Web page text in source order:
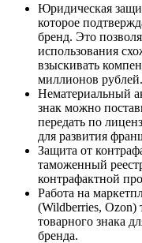
Юридическая
которое
бренд. Это
использования
взыскивать
миллионов рублей.
Нематериальный
знак можно
передать по
для развития
Защита от
таможенный
контрафактной
Работа на
(Wildberries, Ozon)
товарного знака
бренда.